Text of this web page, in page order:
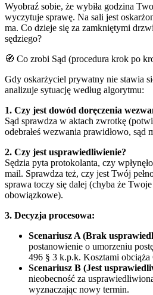
Wyobraź sobie, że wybiła godzina
wyczytuje sprawę. Na sali jest
ma. Co dzieje się za zamkniętymi
sędziego?
🧭 Co zrobi Sąd (procedura krok po
Gdy oskarżyciel prywatny nie stawia
analizuje sytuację według algorytmu:
1. Czy jest dowód doręczenia
Sąd sprawdza w aktach zwrotkę
odebrałeś wezwania prawidłowo, sąd
2. Czy jest usprawiedliwienie?
Sędzia pyta protokolanta, czy
mail. Sprawdza też, czy jest Twój
sprawa toczy się dalej (chyba że
obowiązkowe).
3. Decyzja procesowa:
Scenariusz A (Brak
postanowienie o umorzeniu
496 § 3 k.p.k. Kosztami obciąża
Scenariusz B (Jest
nieobecność za
wyznaczając nowy termin.